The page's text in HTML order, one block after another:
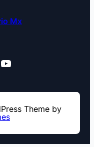
Mx
YouTube
Theme by